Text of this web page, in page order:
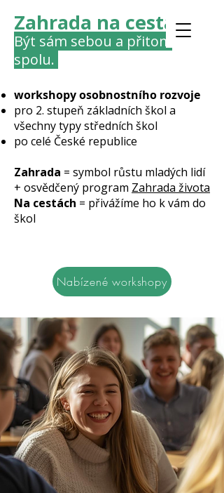
Zahrada na cestách
Být sám sebou a přitom
spolu.
workshopy osobnostního rozvoje
pro 2. stupeň základních škol a
všechny typy středních škol
po celé České republice
Zahrada = symbol růstu mladých lidí
+ osvědčený program Zahrada života
Na cestách = přivážíme ho k vám do
škol
Nabízené workshopy